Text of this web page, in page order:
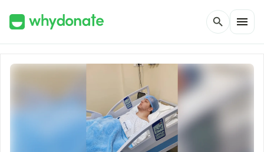
search menu